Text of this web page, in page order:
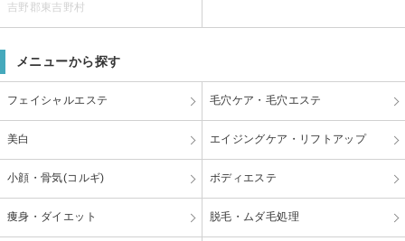
吉野郡東吉野村
メニューから探す
フェイシャルエステ 毛穴ケア・毛穴エステ
美白 エイジングケア・リフトアップ
小顔・骨気(コルギ) ボディエステ
痩身・ダイエット 脱毛・ムダ毛処理